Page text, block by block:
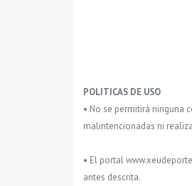
POLITICAS DE USO
• No se permitirá ninguna
malintencionadas ni
• El portal
antes descrita.